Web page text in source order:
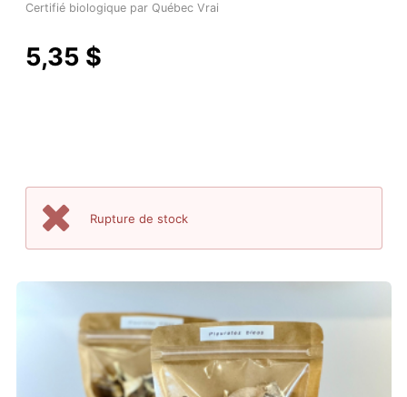
Certifié biologique par Québec Vrai
5,35 $
Rupture de stock